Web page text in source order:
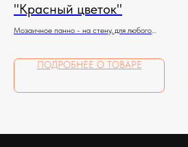
"Красный цветок"
Мозаичное панно - на стену, для любого
ПОДРОБНЕЕ О ТОВАРЕ